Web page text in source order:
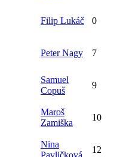
Filip Lukáč 0
Peter Nagy 7
Samuel
Copuš
9
Maroš
Zamiška
10
Nina
12